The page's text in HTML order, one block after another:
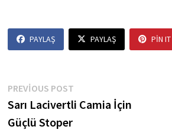
PAYLAŞ PAYLAŞ PIN IT
Yazı
gezinmesi
PREVIOUS POSTPrevious
post:
Sarı Lacivertli Camia İçin
Güçlü Stoper